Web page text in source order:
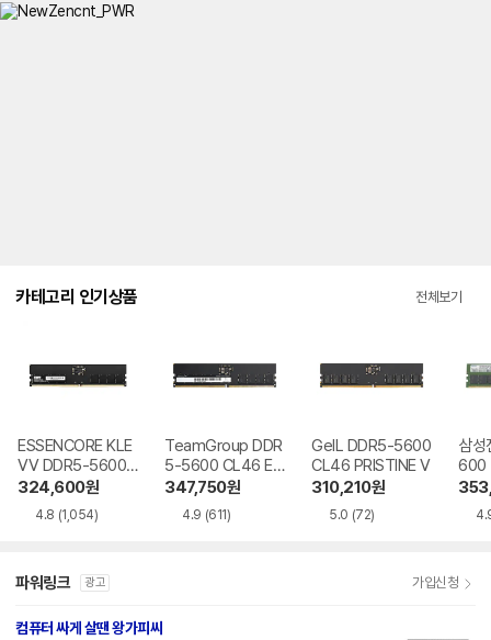
카테고리 인기상품 전체보기
ESSENCORE KLE
VV DDR5-5600
CL46 파인인포
324,600원
4.8 (1,054)
TeamGroup DDR
5-5600 CL46 Elit
e 서린
347,750원
4.9 (611)
GeIL DDR5-5600
CL46 PRISTINE V
310,210원
5.0 (72)
삼
600
파워링크 광고 가입신청
컴퓨터 싸게 살땐 왕가피씨